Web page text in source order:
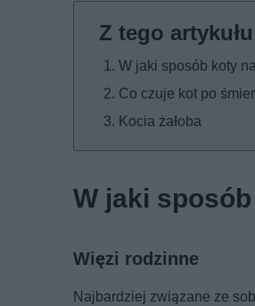
W jaki sposób koty
Co czuje kot po
Kocia żałoba
W jaki
Więzi rodzinne
Najbardziej związane ze